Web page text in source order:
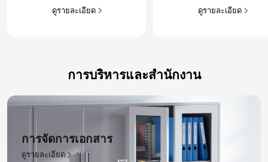
ดูรายละเอียด​ ดูรายละเอียด​
การบริหารและสำนักงาน
การจัดการเอกสาร​
ดูรายละเอียด​